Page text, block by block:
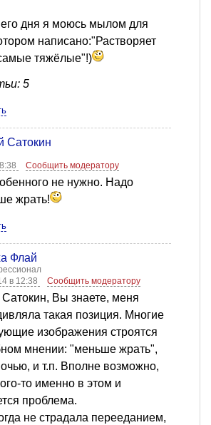
дня я моюсь мылом для
написано:"Растворяет
тяжёлые"!)
5
Сатокин
Сообщить модератору
не нужно. Надо
жрать!
Флай
в 12:38
Сообщить модератору
Вы знаете, меня
такая позиция. Многие
изображения строятся
мнении: "меньше жрать",
и т.п. Вполне возможно,
то именно в этом и
проблема.
не страдала перееданием,